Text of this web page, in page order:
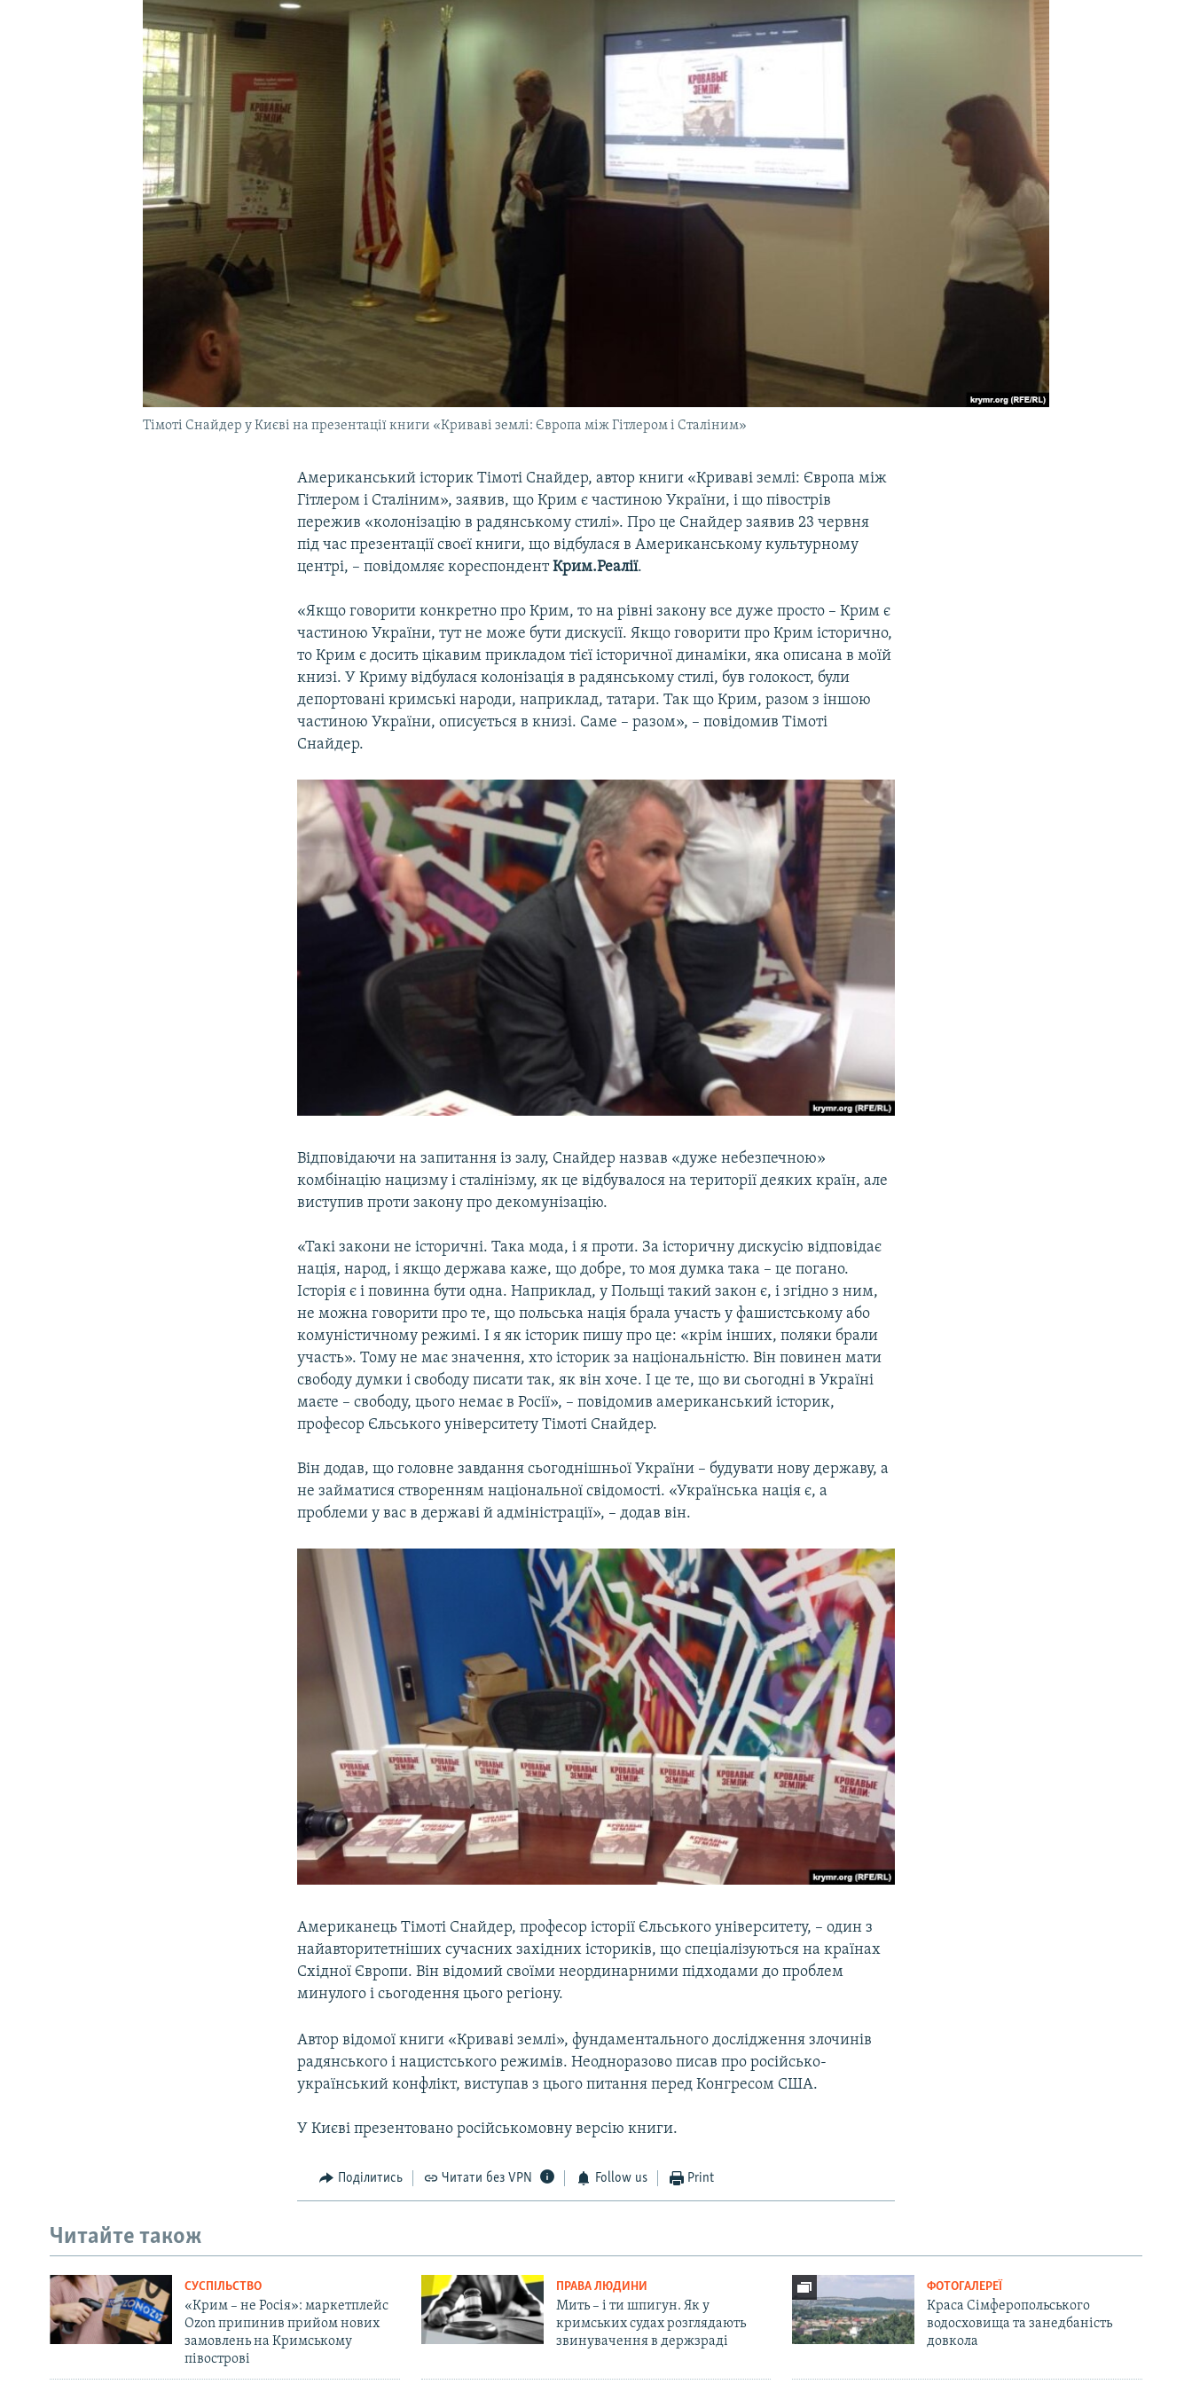
УКРАЇНСЬКА ПРОБЛЕМА КРИМУ
Тімоті Снайдер у Києві на презентації книги «Криваві землі: Європа між Гітлером і Сталіним»
Американський історик Тімоті Снайдер, автор книги «Криваві землі: Європа між
Гітлером і Сталіним», заявив, що Крим є частиною України, і що півострів
пережив «колонізацію в радянському стилі». Про це Снайдер заявив 23 червня
під час презентації своєї книги, що відбулася в Американському культурному
центрі, – повідомляє кореспондентКрим.Реалії.
«Якщо говорити конкретно про Крим, то на рівні закону все дуже просто – Крим є
частиною України, тут не може бути дискусії. Якщо говорити про Крим історично,
то Крим є досить цікавим прикладом тієї історичної динаміки, яка описана в моїй
книзі. У Криму відбулася колонізація в радянському стилі, був голокост, були
депортовані кримські народи, наприклад, татари. Так що Крим, разом з іншою
частиною України, описується в книзі. Саме – разом», – повідомив Тімоті
Снайдер.
Відповідаючи на запитання із залу, Снайдер назвав «дуже небезпечною»
комбінацію нацизму і сталінізму, як це відбувалося на території деяких країн, але
виступив проти закону про декомунізацію.
«Такі закони не історичні. Така мода, і я проти. За історичну дискусію відповідає
нація, народ, і якщо держава каже, що добре, то моя думка така – це погано.
Історія є і повинна бути одна. Наприклад, у Польщі такий закон є, і згідно з ним,
не можна говорити про те, що польська нація брала участь у фашистському або
комуністичному режимі. І я як історик пишу про це: «крім інших, поляки брали
участь». Тому не має значення, хто історик за національністю. Він повинен мати
свободу думки і свободу писати так, як він хоче. І це те, що ви сьогодні в Україні
маєте – свободу, цього немає в Росії», – повідомив американський історик,
професор Єльського університету Тімоті Снайдер.
Він додав, що головне завдання сьогоднішньої України – будувати нову державу, а
не займатися створенням національної свідомості. «Українська нація є, а
проблеми у вас в державі й адміністрації», – додав він.
Американець Тімоті Снайдер, професор історії Єльського університету, – один з
найавторитетніших сучасних західних істориків, що спеціалізуються на країнах
Східної Європи. Він відомий своїми неординарними підходами до проблем
минулого і сьогодення цього регіону.
Автор відомої книги «Криваві землі», фундаментального дослідження злочинів
радянського і нацистського режимів. Неодноразово писав про російсько-
український конфлікт, виступав з цього питання перед Конгресом США.
У Києві презентовано російськомовну версію книги.
Поділитись Читати без VPN Follow us Print
Читайте також
СУСПІЛЬСТВО
«Крим – не Росія»: маркетплейс
Ozon припинив прийом нових
замовлень на Кримському
півострові
ПРАВА ЛЮДИНИ
Мить – і ти шпигун. Як у
кримських судах розглядають
звинувачення в держзраді
ФОТОГАЛЕРЕЇ
Краса Сімферопольського
водосховища та занедбаність
довкола